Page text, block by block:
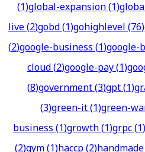
(1)global-expansion(1)
live(2)gobd(1)gohighlevel(76)
(2)google-business(1)
cloud(2)google-pay(1)
(8)government(3)gpt(1)
(3)green-it(1)green-
business(1)growth(1)grpc(1)